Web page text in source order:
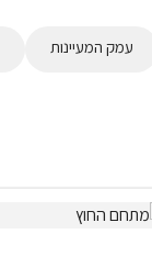
עמק המעיינות